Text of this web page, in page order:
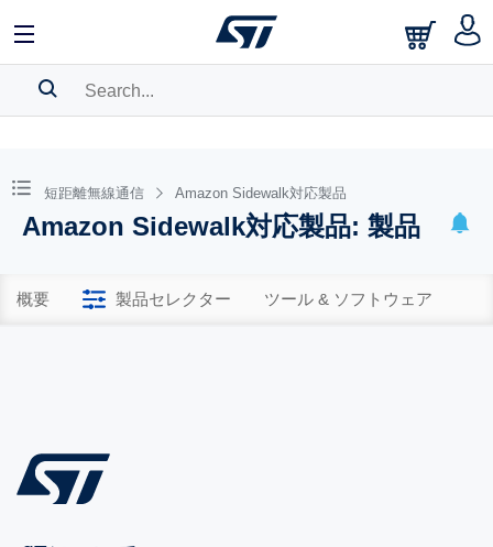
BOOKMARK
Pleaselog in to show your saved searches.
短距離無線通信 Amazon Sidewalk対応製品
Amazon Sidewalk対応製品: 製品
概要 製品セレクター ツール & ソフトウェア